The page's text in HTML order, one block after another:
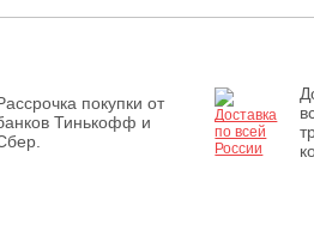
покупки от
Тинькофф и